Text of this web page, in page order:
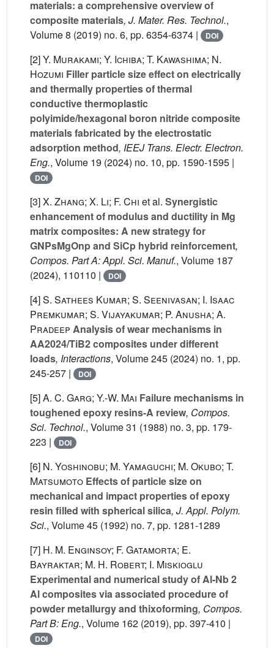
materials: a comprehensive overview of
composite materials, J. Mater. Res. Technol.,
Volume 8 (2019) no. 6, pp. 6354-6374 | DOI
[2]Y. Murakami; Y. Ichiba; T. Kawashima; N.
Hozumi Filler particle size effect on electrically
and thermally properties of thermal
conductive thermoplastic
polyimide/hexagonal boron nitride composite
materials fabricated by the electrostatic
adsorption method, IEEJ Trans. Electr. Electron.
Eng., Volume 19 (2024) no. 10, pp. 1590-1595 |
DOI
[3]X. Zhang; X. Li; F. Chi et al. Synergistic
enhancement of modulus and ductility in Mg
matrix composites: A new strategy for
GNPsMgOnp and SiCp hybrid reinforcement,
Compos. Part A: Appl. Sci. Manuf., Volume 187
(2024), 110110 |
DOI
[4]S. Sathees Kumar; S. Seenivasan; I. Isaac
Premkumar; S. Vijayakumar; P. Anusha; A.
Pradeep Analysis of wear mechanisms in
AA2024/TiB2 composites under different
loads, Interactions, Volume 245 (2024) no. 1, pp.
245-257 |
DOI
[5]A. C. Garg; Y.-W. Mai Failure mechanisms in
toughened epoxy resins-A review, Compos.
Sci. Technol., Volume 31 (1988) no. 3, pp. 179-
223 |
DOI
[6] N. Yoshinobu; M. Yamaguchi; M. Okubo; T.
Matsumoto Effects of particle size on
mechanical and impact properties of epoxy
resin filled with spherical silica, J. Appl. Polym.
Sci., Volume 45 (1992) no. 7, pp. 1281-1289
[7] H. M. Enginsoy; F. Gatamorta; E.
Bayraktar; M. H. Robert; I. Miskioglu
Experimental and numerical study of Al-Nb 2
Al composites via associated procedure of
powder metallurgy and thixoforming, Compos.
Part B: Eng., Volume 162 (2019), pp. 397-410 |
DOI